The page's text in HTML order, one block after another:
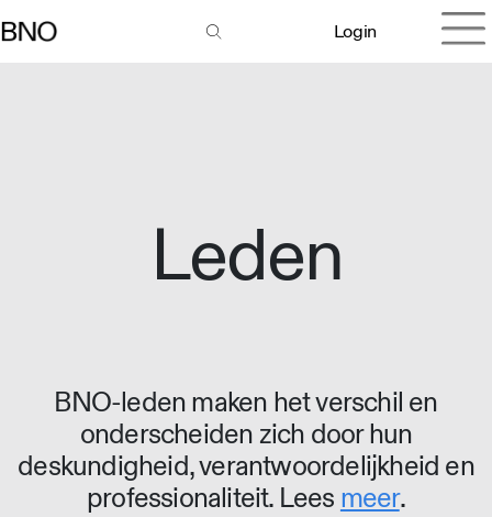
Login
Leden
BNO-leden maken het verschil en
onderscheiden zich door hun
deskundigheid, verantwoordelijkheid en
professionaliteit. Lees meer.